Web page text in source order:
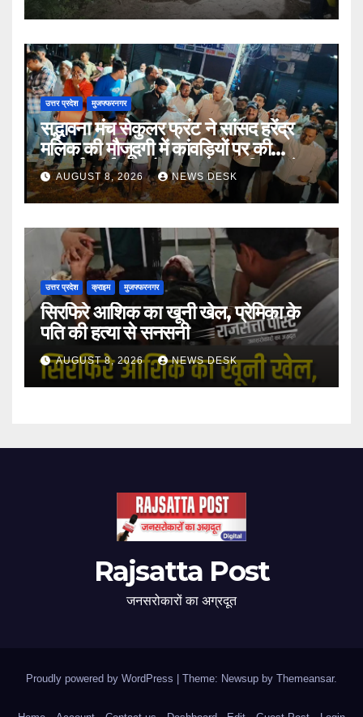
उत्तर प्रदेश मुजफ्फरनगर
सद्भावना मंच सेकुलर फ्रंट ने सांसद हरेंद्र
मलिक की मौजूदगी में कांवड़ियों पर की
पुष्पवर्षा, भाईचारे और सद्भावना का दिया संदेश
AUGUST 8, 2026 NEWS DESK
उत्तर प्रदेश क्राइम मुजफ्फरनगर
सिरफिरे आशिक का खूनी खेल, प्रेमिका के
पति की हत्या से सनसनी
AUGUST 8, 2026 NEWS DESK
Rajsatta Post
जनसरोकारों का अग्रदूत
Proudly powered by WordPress Theme: Newsup by Themeansar.